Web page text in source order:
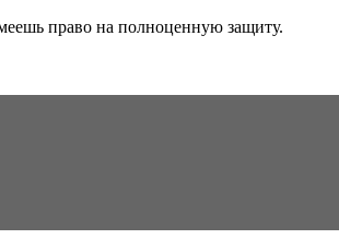
право на полноценную защиту.